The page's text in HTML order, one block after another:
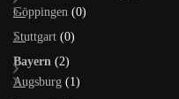
Göppingen (0)
Stuttgart (0)
Bayern (2)
Augsburg (1)